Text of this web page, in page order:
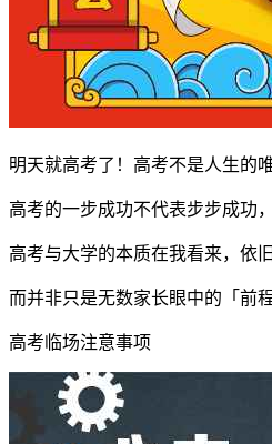
明天就高考了！高考不是人生的
高考的一步成功不代表步步成功
高考与大学的本质在我看来，依
而并非只是无数家长眼中的「前
高考临场注意事项